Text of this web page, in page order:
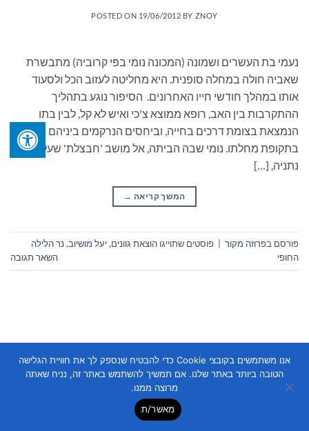
POSTED ON 19/06/2012 BY ZNOY
נעמי בת העשרים ושמונה (המכונה נומי בפי קרוביה) מתבשרת
שאביה חולה במחלה סופנית. היא מחליטה לעזוב הכל ולסעוד
אותו במהלך חודשי חייו האחרונים. הסיפור נוגע בתהליך
ההתקרבות בין האב, רופא ממוצא צ'כי ואיש לא קל, לבין בתו
הנמצאת בצומת דרכים בחייה, וביחסים הנרקמים ביניהם
בתקופת מחלתו. נומי שבה הביתה, אל מושב 'חבצלת' שעל יד
נתניה, […]
המשך קריאה →
פורסם בפרוזה מקור פוסטים שתוייגו הוצאת גוונים,יעל מושיוב, נר הלילה
החופי
השאר תגובה
Copyright 2026 © Flatsome Theme
אנו משתמשים בקובצי Cookie כדי להבטיח שנספק לך את חוויית הגלישה
הטובה ביותר באתר שלנו. אם תמשיך להשתמש באתר זה, נניח שאתה
מרוצה ממנו.
מאשר/ת